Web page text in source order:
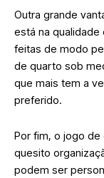
Outra grande
está na
feitas de modo
de quarto sob
que mais tem a
preferido.
Por fim, o jogo
quesito
podem ser